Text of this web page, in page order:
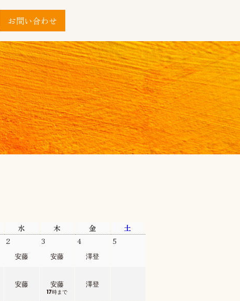
お問い合わせ
水 木 金
土
2 3 4 5
安藤 安藤 澤登
安藤 安藤
17時まで
澤登